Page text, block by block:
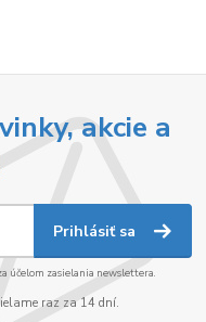
akcie a
Prihlásiť sa
účelom zasielania newslettera.
raz za 14 dní.